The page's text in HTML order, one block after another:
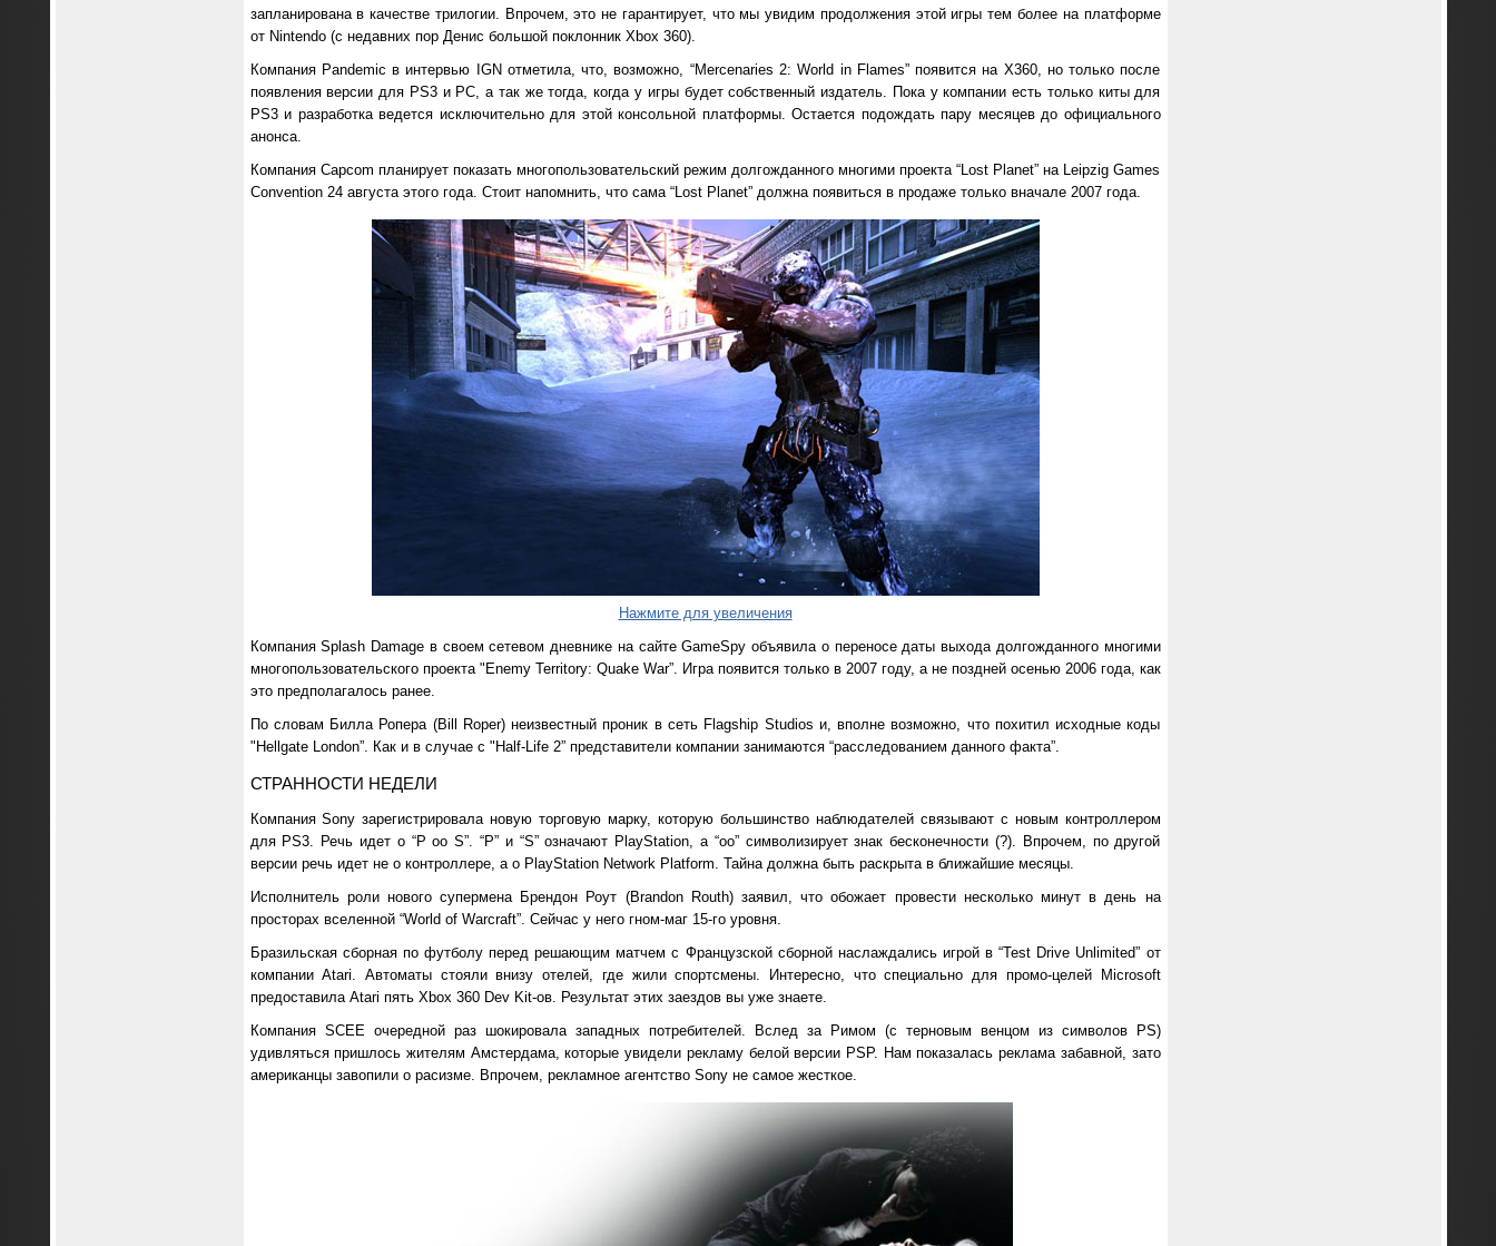
запланирована в качестве трилогии. Впрочем, это не гарантирует, что мы увидим продолжения этой игры тем более на платформе
от Nintendo (с недавних пор Денис большой поклонник Xbox 360).
Компания Pandemic в интервью IGN отметила, что, возможно, “Mercenaries 2: World in Flames” появится на X360, но только после
появления версии для PS3 и PC, а так же тогда, когда у игры будет собственный издатель. Пока у компании есть только киты для
PS3 и разработка ведется исключительно для этой консольной платформы. Остается подождать пару месяцев до официального
анонса.
Компания Capcom планирует показать многопользовательский режим долгожданного многими проекта “Lost Planet” на Leipzig Games
Convention 24 августа этого года. Стоит напомнить, что сама “Lost Planet” должна появиться в продаже только вначале 2007 года.
Нажмите для увеличения
Компания Splash Damage в своем сетевом дневнике на сайте GameSpy объявила о переносе даты выхода долгожданного многими
многопользовательского проекта "Enemy Territory: Quake War”. Игра появится только в 2007 году, а не поздней осенью 2006 года, как
это предполагалось ранее.
По словам Билла Ропера (Bill Roper) неизвестный проник в сеть Flagship Studios и, вполне возможно, что похитил исходные коды
"Hellgate London”. Как и в случае с "Half-Life 2” представители компании занимаются “расследованием данного факта”.
СТРАННОСТИ НЕДЕЛИ
Компания Sony зарегистрировала новую торговую марку, которую большинство наблюдателей связывают с новым контроллером
для PS3. Речь идет о “P oo S”. “P” и “S” означают PlayStation, а “oo” символизирует знак бесконечности (?). Впрочем, по другой
версии речь идет не о контроллере, а о PlayStation Network Platform. Тайна должна быть раскрыта в ближайшие месяцы.
Исполнитель роли нового супермена Брендон Роут (Brandon Routh) заявил, что обожает провести несколько минут в день на
просторах вселенной “World of Warcraft”. Сейчас у него гном-маг 15-го уровня.
Бразильская сборная по футболу перед решающим матчем с Французской сборной наслаждались игрой в “Test Drive Unlimited” от
компании Atari. Автоматы стояли внизу отелей, где жили спортсмены. Интересно, что специально для промо-целей Microsoft
предоставила Atari пять Xbox 360 Dev Kit-ов. Результат этих заездов вы уже знаете.
Компания SCEE очередной раз шокировала западных потребителей. Вслед за Римом (с терновым венцом из символов PS)
удивляться пришлось жителям Амстердама, которые увидели рекламу белой версии PSP. Нам показалась реклама забавной, зато
американцы завопили о расизме. Впрочем, рекламное агентство Sony не самое жесткое.